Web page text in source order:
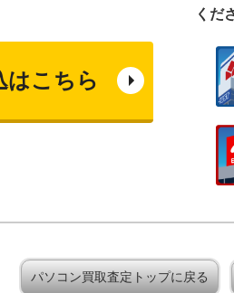
はこちら
くだ
パソコン買取査定トップに戻る